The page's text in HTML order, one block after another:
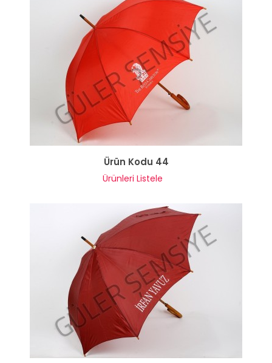
Ürün Kodu 44
Ürünleri Listele